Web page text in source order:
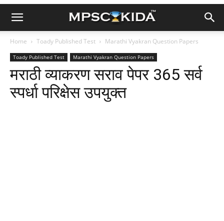
Home Toady Published Test Marathi Vyakran Question Papers
Toady Published Test Marathi Vyakran Question Papers
मराठी व्याकरण सराव पेपर 365 सर्व
स्पर्धा परिक्षेस उपयुक्त